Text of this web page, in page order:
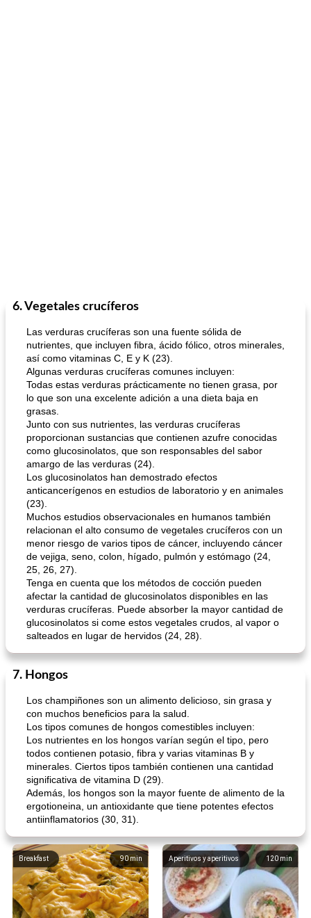
6. Vegetales crucíferos
Las verduras crucíferas son una fuente sólida de
nutrientes, que incluyen fibra, ácido fólico, otros minerales,
así como vitaminas C, E y K (23).
Algunas verduras crucíferas comunes incluyen:
Todas estas verduras prácticamente no tienen grasa, por
lo que son una excelente adición a una dieta baja en
grasas.
Junto con sus nutrientes, las verduras crucíferas
proporcionan sustancias que contienen azufre conocidas
como glucosinolatos, que son responsables del sabor
amargo de las verduras (24).
Los glucosinolatos han demostrado efectos
anticancerígenos en estudios de laboratorio y en animales
(23).
Muchos estudios observacionales en humanos también
relacionan el alto consumo de vegetales crucíferos con un
menor riesgo de varios tipos de cáncer, incluyendo cáncer
de vejiga, seno, colon, hígado, pulmón y estómago (24,
25, 26, 27).
Tenga en cuenta que los métodos de cocción pueden
afectar la cantidad de glucosinolatos disponibles en las
verduras crucíferas. Puede absorber la mayor cantidad de
glucosinolatos si come estos vegetales crudos, al vapor o
salteados en lugar de hervidos (24, 28).
7. Hongos
Los champiñones son un alimento delicioso, sin grasa y
con muchos beneficios para la salud.
Los tipos comunes de hongos comestibles incluyen:
Los nutrientes en los hongos varían según el tipo, pero
todos contienen potasio, fibra y varias vitaminas B y
minerales. Ciertos tipos también contienen una cantidad
significativa de vitamina D (29).
Además, los hongos son la mayor fuente de alimento de la
ergotioneina, un antioxidante que tiene potentes efectos
antiinflamatorios (30, 31).
90 min
Breakfast 120 min
Aperitivos y aperitivos